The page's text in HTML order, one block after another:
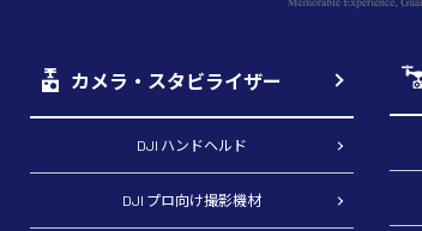
カメラ・スタビライザー
DJI ハンドヘルド
DJI プロ向け撮影機材